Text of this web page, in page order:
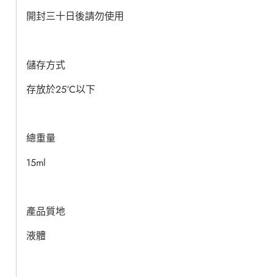
開封三十日後請勿使用
儲存方式
存放於25°C以下
總重量
15ml
產品質地
液體